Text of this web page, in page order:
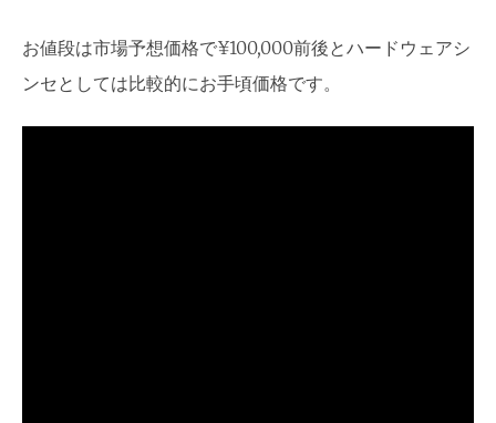
お値段は市場予想価格で¥100,000前後とハードウェアシ
ンセとしては比較的にお手頃価格です。